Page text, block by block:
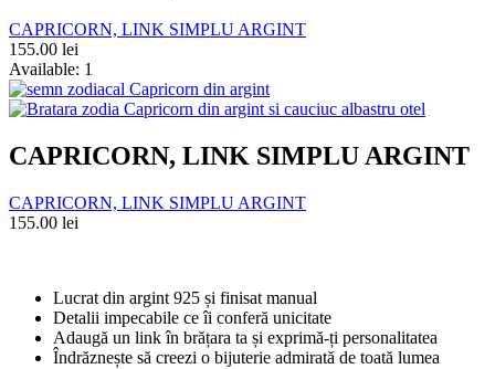
CAPRICORN, LINK SIMPLU ARGINT
155.00 lei
Available: 1
CAPRICORN, LINK SIMPLU ARGINT
CAPRICORN, LINK SIMPLU ARGINT
155.00 lei
Lucrat din argint 925 și finisat manual
Detalii impecabile ce îi conferă unicitate
Adaugă un link în brățara ta și exprimă-ți personalitatea
Îndrăznește să creezi o bijuterie admirată de toată lumea